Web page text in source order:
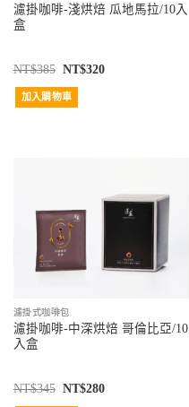
濾掛咖啡-淺烘焙 瓜地馬拉/10入
盒
NT$385 NT$320
加入購物車
濾掛式咖啡包
濾掛咖啡-中深烘焙 哥倫比亞/10
入盒
NT$345 NT$280